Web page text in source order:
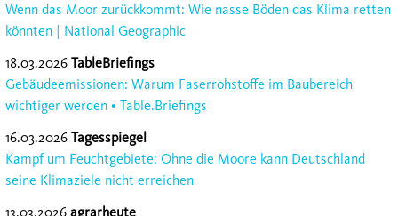
Wenn das Moor zurückkommt: Wie nasse Böden das Klima retten
könnten | National Geographic
18.03.2026 TableBriefings
Gebäudeemissionen: Warum Faserrohstoffe im Baubereich
wichtiger werden • Table.Briefings
16.03.2026 Tagesspiegel
Kampf um Feuchtgebiete: Ohne die Moore kann Deutschland
seine Klimaziele nicht erreichen
13.03.2026 agrarheute